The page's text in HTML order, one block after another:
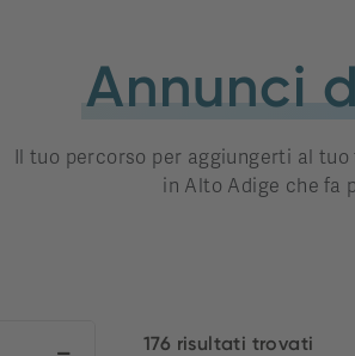
Annunci
Il tuo percorso per aggiungerti al
in Alto Adige che fa
176 risultati trovati